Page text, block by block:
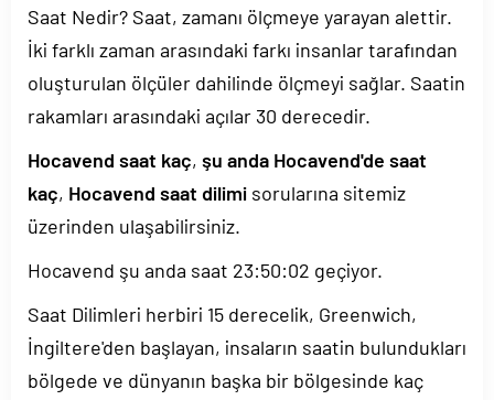
Saat Nedir? Saat, zamanı ölçmeye yarayan alettir.
İki farklı zaman arasındaki farkı insanlar tarafından
oluşturulan ölçüler dahilinde ölçmeyi sağlar. Saatin
rakamları arasındaki açılar 30 derecedir.
Hocavend saat kaç, şu anda Hocavend'de saat
kaç, Hocavend saat dilimi sorularına sitemiz
üzerinden ulaşabilirsiniz.
Hocavend şu anda saat 23:50:02 geçiyor.
Saat Dilimleri herbiri 15 derecelik, Greenwich,
İngiltere'den başlayan, insaların saatin bulundukları
bölgede ve dünyanın başka bir bölgesinde kaç